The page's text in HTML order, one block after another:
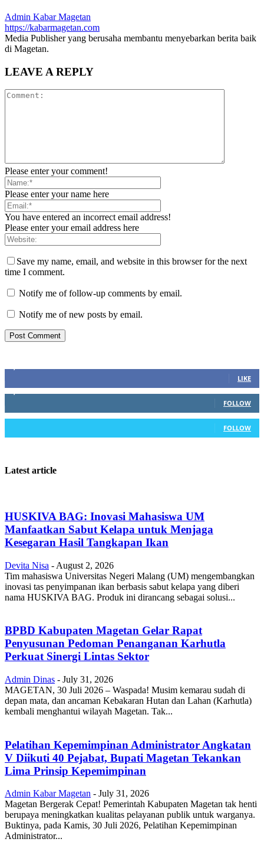
Admin Kabar Magetan
https://kabarmagetan.com
Media Publisher yang berusaha membantu menyebarkan berita baik
di Magetan.
LEAVE A REPLY
Please enter your comment!
Please enter your name here
You have entered an incorrect email address!
Please enter your email address here
Save my name, email, and website in this browser for the next
time I comment.
Notify me of follow-up comments by email.
Notify me of new posts by email.
LIKE
FOLLOW
FOLLOW
Latest article
HUSKIVA BAG: Inovasi Mahasiswa UM
Manfaatkan Sabut Kelapa untuk Menjaga
Kesegaran Hasil Tangkapan Ikan
Devita Nisa - August 2, 2026
Tim mahasiswa Universitas Negeri Malang (UM) mengembangkan
inovasi tas penyimpanan ikan berbasis sabut kelapa yang diberi
nama HUSKIVA BAG. Produk ini dirancang sebagai solusi...
BPBD Kabupaten Magetan Gelar Rapat
Penyusunan Pedoman Penanganan Karhutla
Perkuat Sinergi Lintas Sektor
Admin Dinas - July 31, 2026
MAGETAN, 30 Juli 2026 – Waspada! Musim kemarau sudah di
depan mata, dan ancaman Kebakaran Hutan dan Lahan (Karhutla)
kembali menghantui wilayah Magetan. Tak...
Pelatihan Kepemimpinan Administrator Angkatan
V Diikuti 40 Pejabat, Bupati Magetan Tekankan
Lima Prinsip Kepemimpinan
Admin Kabar Magetan - July 31, 2026
Magetan Bergerak Cepat! Pemerintah Kabupaten Magetan tak henti
berupaya meningkatkan kualitas pelayanan publik untuk warganya.
Buktinya, pada Kamis, 30 Juli 2026, Pelatihan Kepemimpinan
Administrator...